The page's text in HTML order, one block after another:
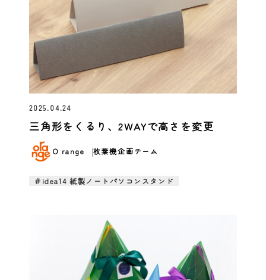
2025.04.24
三角形をくるり、2WAYで高さを変更
O range 枚葉機企画チーム
＃idea14 紙製ノートパソコンスタンド